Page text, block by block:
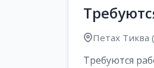
Петах Тиква
Требуются